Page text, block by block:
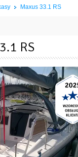
Maxus 33.1 RS
RS